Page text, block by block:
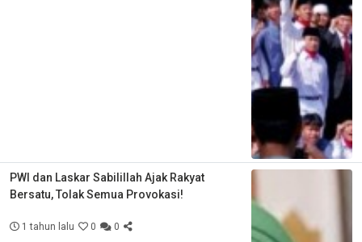
PWI dan Laskar Sabilillah Ajak Rakyat
Bersatu, Tolak Semua Provokasi!
1 tahun lalu 0 0